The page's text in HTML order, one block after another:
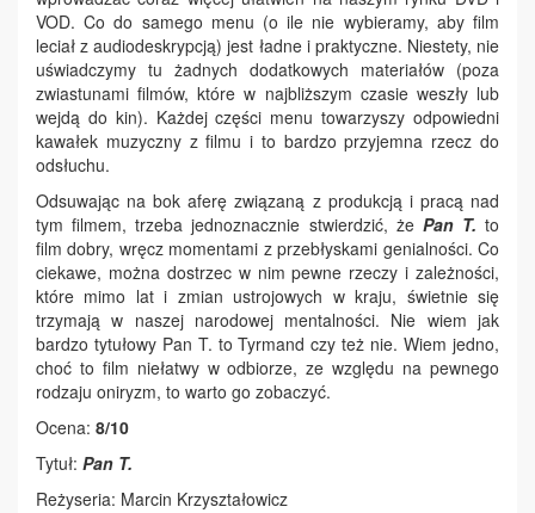
VOD. Co do samego menu (o ile nie wybieramy, aby film
leciał z audiodeskrypcją) jest ładne i praktyczne. Niestety, nie
uświadczymy tu żadnych dodatkowych materiałów (poza
zwiastunami filmów, które w najbliższym czasie weszły lub
wejdą do kin). Każdej części menu towarzyszy odpowiedni
kawałek muzyczny z filmu i to bardzo przyjemna rzecz do
odsłuchu.
Odsuwając na bok aferę związaną z produkcją i pracą nad
tym filmem, trzeba jednoznacznie stwierdzić, że Pan T. to
film dobry, wręcz momentami z przebłyskami genialności. Co
ciekawe, można dostrzec w nim pewne rzeczy i zależności,
które mimo lat i zmian ustrojowych w kraju, świetnie się
trzymają w naszej narodowej mentalności. Nie wiem jak
bardzo tytułowy Pan T. to Tyrmand czy też nie. Wiem jedno,
choć to film niełatwy w odbiorze, ze względu na pewnego
rodzaju oniryzm, to warto go zobaczyć.
Ocena: 8/10
Tytuł: Pan T.
Reżyseria: Marcin Krzyształowicz